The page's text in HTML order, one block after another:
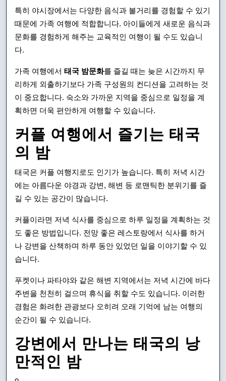
특히 야시장에서는 다양한 음식과 볼거리를 경험할 수 있기
때문에 가족 여행에 적합합니다. 아이들에게 새로운 음식과
문화를 경험하게 해주는 교육적인 여행이 될 수도 있습니
다.
가족 여행에서 태국 밤문화를 즐길 때는 늦은 시간까지 무
리하게 외출하기보다 가족 구성원의 컨디션을 고려하는 것
이 중요합니다. 숙소와 가까운 지역을 중심으로 일정을 계
획하면 더욱 편안하게 여행할 수 있습니다.
커플 여행에서 즐기는 태국
의 밤
태국은 커플 여행지로도 인기가 높습니다. 특히 저녁 시간
에는 아름다운 야경과 강변, 해변 등 로맨틱한 분위기를 즐
길 수 있는 공간이 많습니다.
커플이라면 저녁 식사를 중심으로 하루 일정을 계획하는 것
도 좋은 방법입니다. 전망 좋은 레스토랑에서 식사를 하거
나 강변을 산책하며 하루 동안 있었던 일을 이야기할 수 있
습니다.
푸켓이나 파타야와 같은 해변 지역에서는 저녁 시간에 바다
주변을 천천히 걸으며 휴식을 취할 수도 있습니다. 이러한
경험은 화려한 관광보다 오히려 오래 기억에 남는 여행의
순간이 될 수 있습니다.
강변에서 만나는 태국의 낭
만적인 밤